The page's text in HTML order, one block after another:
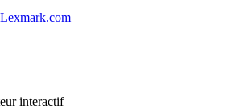
interactif